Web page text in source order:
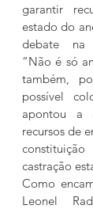
garantir
estado do
debate na
“Não é só
também,
possível
apontou a
recursos de
castração
Como
Leonel